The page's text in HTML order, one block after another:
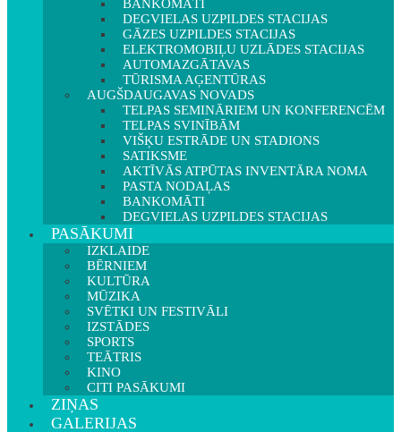
BANKOMĀTI
DEGVIELAS UZPILDES STACIJAS
GĀZES UZPILDES STACIJAS
ELEKTROMOBIĻU UZLĀDES STACIJAS
AUTOMAZGĀTAVAS
TŪRISMA AĢENTŪRAS
AUGŠDAUGAVAS NOVADS
TELPAS SEMINĀRIEM UN KONFERENCĒM
TELPAS SVINĪBĀM
VIŠĶU ESTRĀDE UN STADIONS
SATIKSME
AKTĪVĀS ATPŪTAS INVENTĀRA NOMA
PASTA NODAĻAS
BANKOMĀTI
DEGVIELAS UZPILDES STACIJAS
PASĀKUMI
IZKLAIDE
BĒRNIEM
KULTŪRA
MŪZIKA
SVĒTKI UN FESTIVĀLI
IZSTĀDES
SPORTS
TEĀTRIS
KINO
CITI PASĀKUMI
ZIŅAS
GALERIJAS